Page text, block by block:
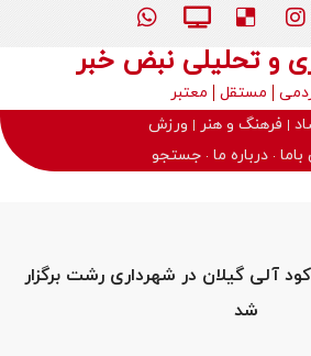
و تحلیلی نبض خبر
مستقل
معتبر
فرهنگ و هنر
ورزش
درباره ما جستجو
آلی گیلان در شهرداری رشت برگزار
شد